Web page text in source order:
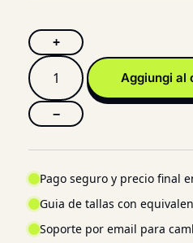
+
−
Aggiungi al
Pago seguro y precio final
Guia de tallas con
Soporte por email para